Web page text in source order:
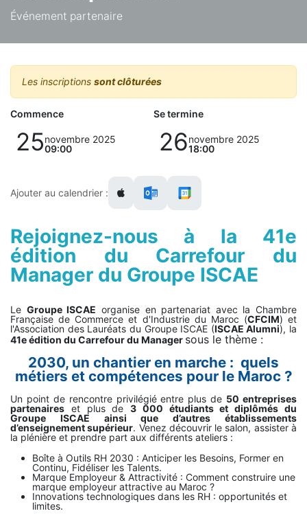
Événement partenaire
Les inscriptions sont clôturées
Commence
25novembre 2025
09:00
Se termine
26novembre 2025
18:00
Ajouter au calendrier :
Rejoignez-nous à la 41e
édition du Carrefour du
Manager du Groupe ISCAE
Le Groupe ISCAE organise en partenariat avec la Chambre
Française de Commerce et d'Industrie du Maroc (CFCIM) et
l'Association des Lauréats du Groupe ISCAE (ISCAE Alumni), la
41e édition du Carrefour du Manager sous le thème :
2030, un chantier en marche : quels
métiers et compétences pour le Maroc ?
Un point de rencontre privilégié entre plus de 50 entreprises
partenaires et plus de3 000 étudiants et diplômés du
Groupe ISCAE ainsi que d’autres établissements
d’enseignement supérieur. Venez découvrir le salon, assister à
la plénière et prendre part aux différents ateliers :
Boîte à Outils RH 2030 : Anticiper les Besoins, Former en
Continu, Fidéliser les Talents.
Marque Employeur & Attractivité : Comment construire une
marque employeur attractive au Maroc ?
Innovations technologiques dans les RH : opportunités et
limites.